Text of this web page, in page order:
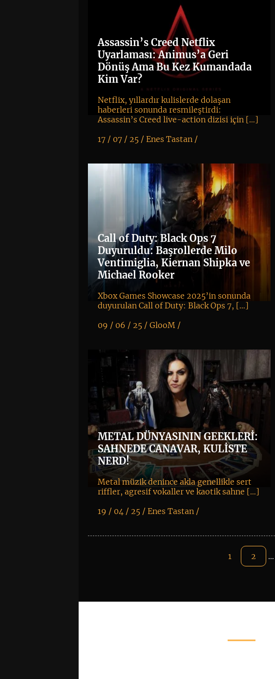
Assassin’s Creed Netflix
Uyarlaması: Animus’a Geri
Dönüş Ama Bu Kez Kumandada
Kim Var?
Netflix, yıllardır kulislerde dolaşan
haberleri sonunda resmileştirdi:
Assassin’s Creed live-action dizisi için […]
17 / 07 / 25 /Enes Tastan /
Call of Duty: Black Ops 7
Duyuruldu: Başrollerde Milo
Ventimiglia, Kiernan Shipka ve
Michael Rooker
Xbox Games Showcase 2025’in sonunda
duyurulan Call of Duty: Black Ops 7, […]
09 / 06 / 25 /GlooM /
METAL DÜNYASININ GEEKLERİ:
SAHNEDE CANAVAR, KULİSTE
NERD!
Metal müzik denince akla genellikle sert
riffler, agresif vokaller ve kaotik sahne […]
19 / 04 / 25 /Enes Tastan /
1 2 …